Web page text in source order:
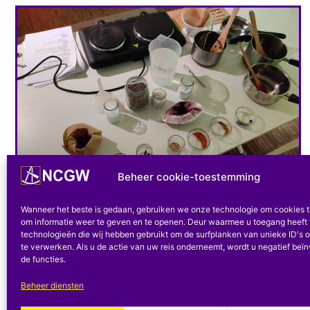
Beheer cookie-toestemming
Wanneer het beste is gedaan, gebruiken we onze technologie om cookies
om informatie weer te geven en te openen. Deur waarmee u toegang
technologieën die wij hebben gebruikt om de surfplanken van unieke ID's
te verwerken. Als u de actie van uw reis onderneemt, wordt u negatief
de functies.
Beheer diensten
In het hol van de verlichters
Laatste workshop op 6 januari 2024 voordat het
KBR Museum sluit vanwege werkzaamheden. Slijm,